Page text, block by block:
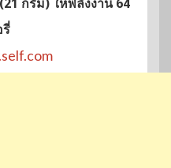
กรัม) ให้พลังงาน 64
รี่